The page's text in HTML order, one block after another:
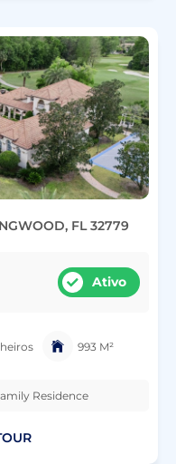
FL 32779
Ativo
993 M²
Residence